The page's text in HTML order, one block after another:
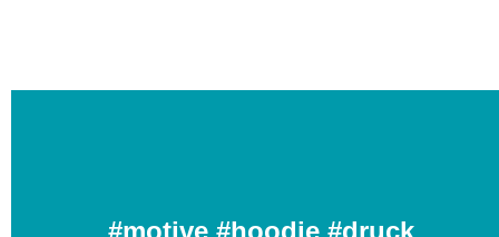
#motive #hoodie #druck